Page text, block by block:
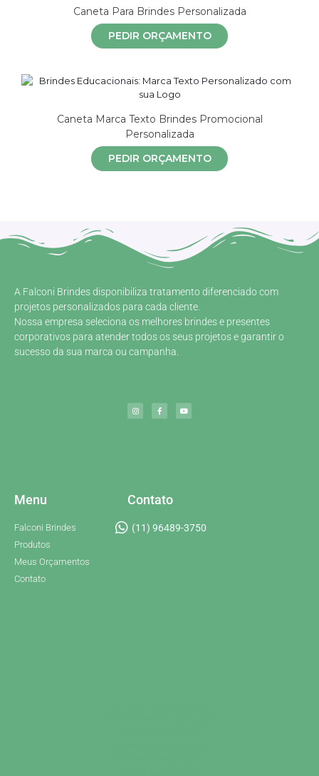
Caneta Para Brindes Personalizada
PEDIR ORÇAMENTO
Caneta Marca Texto Brindes Promocional
Personalizada
PEDIR ORÇAMENTO
A Falconi Brindes disponibiliza tratamento diferenciado com
projetos personalizados para cada cliente.
Nossa empresa seleciona os melhores brindes e presentes
corporativos para atender todos os seus projetos e garantir o
sucesso da sua marca ou campanha.
Menu
Falconi Brindes
Produtos
Meus Orçamentos
Contato
Contato
(11) 96489-3750